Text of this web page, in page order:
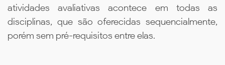
atividades avaliativas acontece em todas as
disciplinas, que são oferecidas sequencialmente,
porém sem pré-requisitos entre elas.